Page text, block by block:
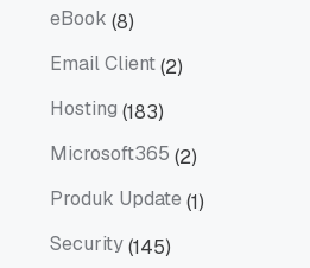
eBook (8)
Email Client(2)
Hosting (183)
Microsoft365 (2)
Produk Update (1)
Security(145)